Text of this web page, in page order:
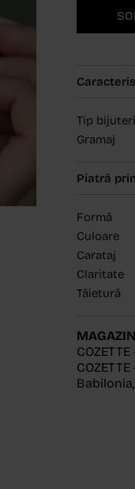
Tip
Gramaj
Piatră
Formă
Culoare
Carataj
Claritate
Tăietură